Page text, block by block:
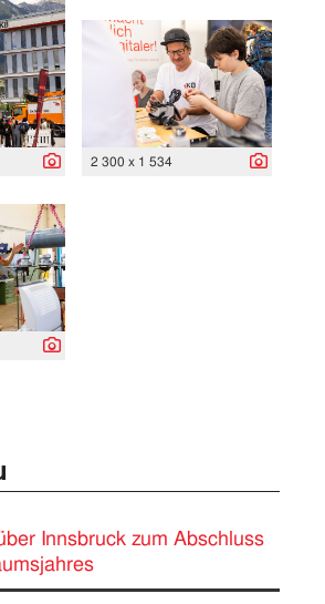
2 300 x 1 534
Innsbruck zum Abschluss